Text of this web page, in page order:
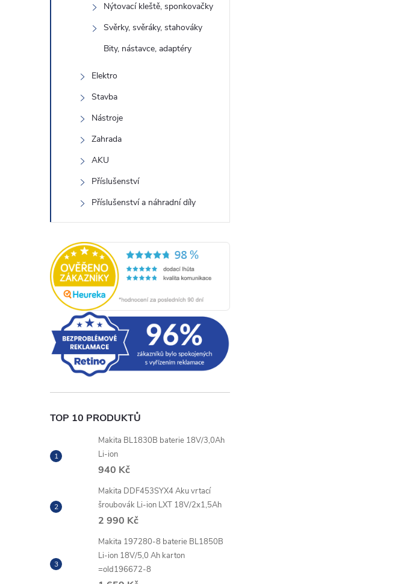
Nýtovací kleště, sponkovačky
Svěrky, svěráky, stahováky
Bity, nástavce, adaptéry
Elektro
Stavba
Nástroje
Zahrada
AKU
Příslušenství
Příslušenství a náhradní díly
TOP 10 PRODUKTŮ
Makita BL1830B baterie 18V/3,0Ah
Li-ion
940 Kč
Makita DDF453SYX4 Aku vrtací
šroubovák Li-ion LXT 18V/2x1,5Ah
2 990 Kč
Makita 197280-8 baterie BL1850B
Li-ion 18V/5,0 Ah karton
=old196672-8